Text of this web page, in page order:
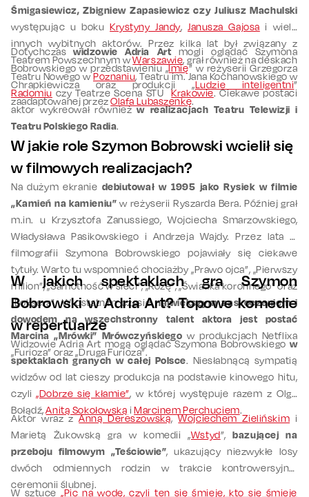
Śmigasiewicz, Zbigniew Zapasiewicz czy Juliusz Machulski
występując u bokuKrystyny Jandy, Janusza Gajosa i wielu
innych wybitnych aktorów. Przez kilka lat był związany z
Teatrem Powszechnym wWarszawie, grał również na deskach
Teatru Nowego wPoznaniu, Teatru im. Jana Kochanowskiego w
Radomiu czy Teatrze Scena STUKrakowie. Ciekawe postaci
aktor wykreował równieżw realizacjach Teatru Telewizji i
Teatru Polskiego Radia.
Dotychczaswidzowie Adria Art mogli oglądać Szymona
Bobrowskiego w przedstawieniu „Imię” w reżyserii Grzegorza
Chrapkiewicza oraz produkcji „Ludzie inteligentni”
zaadaptowanej przezOlafa Lubaszenkę.
W jakie role Szymon Bobrowski wcielił się
w filmowych realizacjach?
Na dużym ekranie debiutował w 1995 jako Rysiek w filmie
„Kamień na kamieniu” w reżyserii Ryszarda Bera. Później grał
m.in. u Krzysztofa Zanussiego, Wojciecha Smarzowskiego,
Władysława Pasikowskiego i Andrzeja Wajdy. Przez lata w
filmografii Szymona Bobrowskiego pojawiały się ciekawe
tytuły. Warto tu wspomnieć chociażby „Prawo ojca”, „Pierwszy
milion”, „Samotność w sieci”, „Różę”, „Świadka koronnego” oraz
„Boksera”. W ostatnim czasienajwiększym zaskoczeniem i
dowodem na wszechstronny talent aktora jest postać
Marcina „Mrówki” Mrówczyńskiego w produkcjach Netflixa
„Furioza” oraz „Druga Furioza”.
W jakich spektaklach gra Szymon
Bobrowski w Adria Art? Topowe komedie
w repertuarze
Widzowie Adria Art mogą oglądać Szymona Bobrowskiegow
spektaklach granych w całej Polsce. Niesłabnącą sympatią
widzów od lat cieszy produkcja na podstawie kinowego hitu,
czyli„Dobrze się kłamie”, w której występuje razem z Olgą
Bołądź,Anitą Sokołowską iMarcinem Perchuciem.
Aktor wraz zAnną Dereszowską,Wojciechem Zielińskim i
Marietą Żukowską gra w komedii „Wstyd”,bazującej na
przeboju filmowym „Teściowie”, ukazujący niezwykłe losy
dwóch odmiennych rodzin w trakcie kontrowersyjnej
ceremonii ślubnej.
W sztuce„Pic na wodę, czyli ten się śmieje, kto się śmieje